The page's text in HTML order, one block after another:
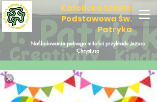
Katolicka Szkoła
Podstawowa Św.
Patryka
Naśladowanie pełnego miłości przykładu Jezusa
Chrystusa